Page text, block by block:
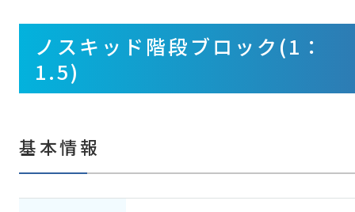
ノスキッド階段ブロック(1：
1.5)
基本情報